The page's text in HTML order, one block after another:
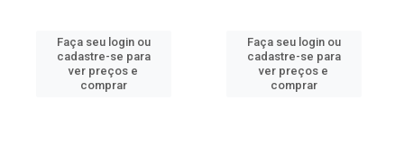
Faça seu login ou
cadastre-se para
ver preços e
comprar
Faça seu login ou
cadastre-se para
ver preços e
comprar